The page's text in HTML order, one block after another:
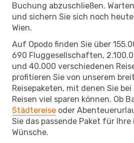
Buchung abzuschließen.
und sichern Sie sich noch
Wien.
Auf Opodo finden Sie über
690 Fluggesellschaften,
und 40.000 verschiedenen
profitieren Sie von unserem
Reisepaketen, mit denen Sie
Reisen viel sparen können. Ob
Städtereise oder
Sie das passende Paket für
Wünsche.